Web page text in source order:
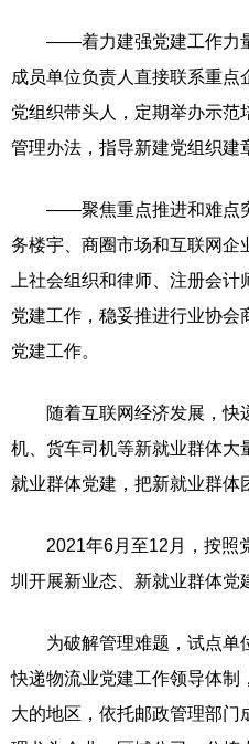
——着力建强党建工作力量
成员单位负责人直接联系重
党组织带头人，定期举办示范
管理办法，指导新建党组织建
——聚焦重点推进和难点突
务楼宇、商圈市场和互联网企
上社会组织和律师、注册会
党建工作，稳妥推进行业协会
党建工作。
随着互联网经济发展，快
机、货车司机等新就业群体大
就业群体党建，把新就业群体
2021年6月至12月，按照
圳开展新业态、新就业群体党
为破解管理难题，试点单
快递物流业党建工作领导体制
大的地区，依托邮政管理部门